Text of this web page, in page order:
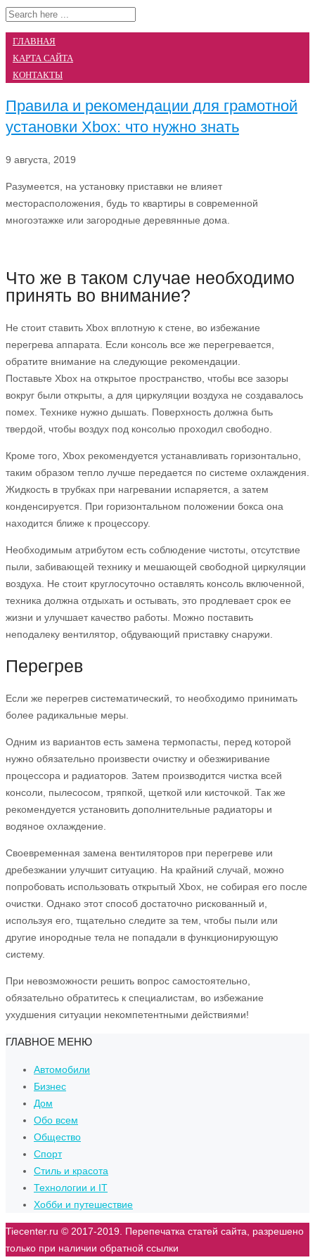
ГЛАВНАЯ
КАРТА САЙТА
КОНТАКТЫ
Правила и рекомендации для грамотной
установки Xbox: что нужно знать
9 августа, 2019
Разумеется, на установку приставки не влияет
месторасположения, будь то квартиры в современной
многоэтажке или загородные деревянные дома.
Что же в таком случае необходимо
принять во внимание?
Не стоит ставить Xbox вплотную к стене, во избежание
перегрева аппарата. Если консоль все же перегревается,
обратите внимание на следующие рекомендации.
Поставьте Xbox на открытое пространство, чтобы все зазоры
вокруг были открыты, а для циркуляции воздуха не создавалось
помех. Технике нужно дышать. Поверхность должна быть
твердой, чтобы воздух под консолью проходил свободно.
Кроме того, Xbox рекомендуется устанавливать горизонтально,
таким образом тепло лучше передается по системе охлаждения.
Жидкость в трубках при нагревании испаряется, а затем
конденсируется. При горизонтальном положении бокса она
находится ближе к процессору.
Необходимым атрибутом есть соблюдение чистоты, отсутствие
пыли, забивающей технику и мешающей свободной циркуляции
воздуха. Не стоит круглосуточно оставлять консоль включенной,
техника должна отдыхать и остывать, это продлевает срок ее
жизни и улучшает качество работы. Можно поставить
неподалеку вентилятор, обдувающий приставку снаружи.
Перегрев
Если же перегрев систематический, то необходимо принимать
более радикальные меры.
Одним из вариантов есть замена термопасты, перед которой
нужно обязательно произвести очистку и обезжиривание
процессора и радиаторов. Затем производится чистка всей
консоли, пылесосом, тряпкой, щеткой или кисточкой. Так же
рекомендуется установить дополнительные радиаторы и
водяное охлаждение.
Своевременная замена вентиляторов при перегреве или
дребезжании улучшит ситуацию. На крайний случай, можно
попробовать использовать открытый Xbox, не собирая его после
очистки. Однако этот способ достаточно рискованный и,
используя его, тщательно следите за тем, чтобы пыли или
другие инородные тела не попадали в функционирующую
систему.
При невозможности решить вопрос самостоятельно,
обязательно обратитесь к специалистам, во избежание
ухудшения ситуации некомпетентными действиями!
ГЛАВНОЕ МЕНЮ
Автомобили
Бизнес
Дом
Обо всем
Общество
Спорт
Стиль и красота
Технологии и IT
Хобби и путешествие
Tiecenter.ru © 2017-2019. Перепечатка статей сайта, разрешено
только при наличии обратной ссылки